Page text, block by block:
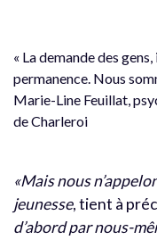
« La demande des
permanence. Nous
Marie-Line Feuillat,
de Charleroi
«Mais nous
jeunesse, tient à
d’abord par nous-